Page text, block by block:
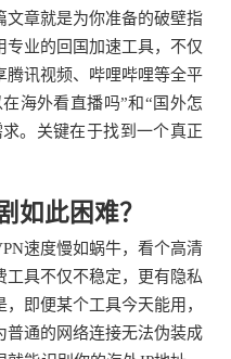
文章就是为你准备的破壁指
业的回国加速工具，不仅
讯视频、哔哩哔哩等全平
海外看直播吗”和“国外怎
。关键在于找到一个真正
如此困难？
速度慢如蜗牛，看个高清
具不仅不稳定，更有隐私
即便某个工具今天能用，
普通的网络连接无法伪装成